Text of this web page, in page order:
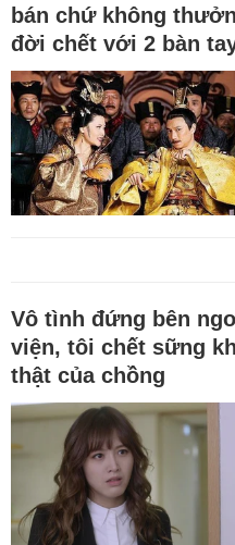
bán chứ không
đời chết với 2 bàn
Vô tình đứng bên
viện, tôi chết sững
thật của chồng